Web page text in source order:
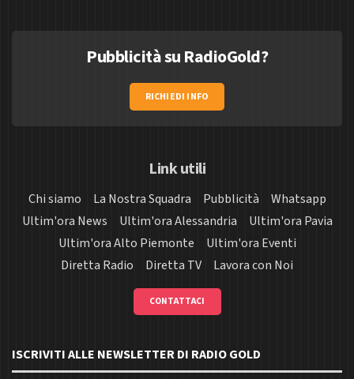
Pubblicità su RadioGold?
RICHIEDI INFO
Link utili
Chi siamo La Nostra Squadra Pubblicità
Whatsapp
Ultim'ora News
Ultim'ora Alessandria
Ultim'ora Pavia
Ultim'ora Alto Piemonte
Ultim'ora Eventi
Diretta Radio
Diretta TV Lavora con Noi
CONTATTACI
ISCRIVITI ALLE NEWSLETTER DI RADIO GOLD